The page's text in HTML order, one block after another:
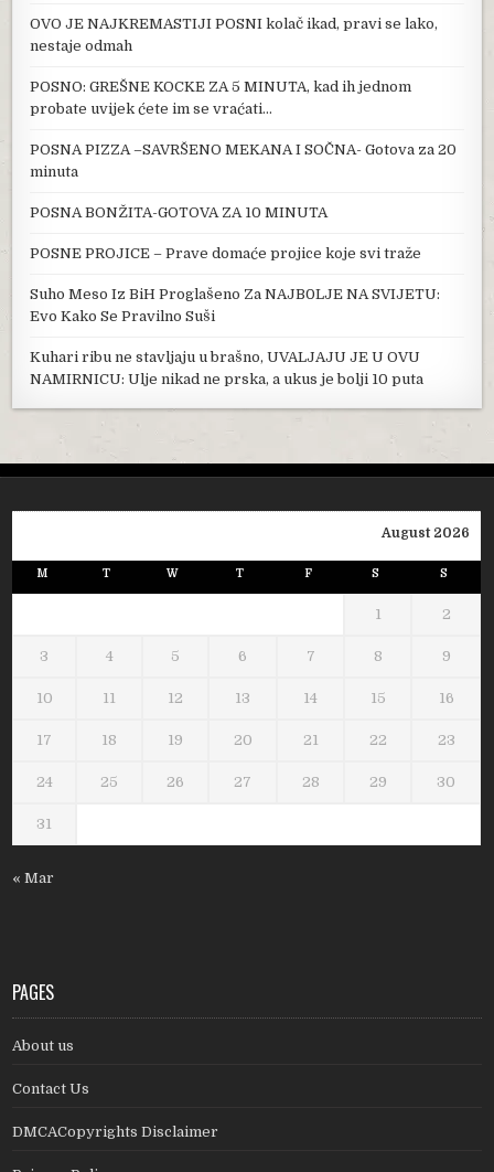
OVO JE NAJKREMASTIJI POSNI kolač ikad, pravi se lako,
nestaje odmah
POSNO: GREŠNE KOCKE ZA 5 MINUTA, kad ih jednom
probate uvijek ćete im se vraćati…
POSNA PIZZA –SAVRŠENO MEKANA I SOČNA- Gotova za 20
minuta
POSNA BONŽITA-GOTOVA ZA 10 MINUTA
POSNE PROJICE – Prave domaće projice koje svi traže
Suho Meso Iz BiH Proglašeno Za NAJB0LJE NA SVIJETU:
Evo Kako Se Pravilno Suši
Kuhari ribu ne stavljaju u brašno, UVALJAJU JE U OVU
NAMIRNICU: Ulje nikad ne prska, a ukus je bolji 10 puta
August 2026
M T W T F S S
1 2
3 4 5 6 7 8 9
10 11 12 13 14 15 16
17 18 19 20 21 22 23
24 25 26 27 28 29 30
31
« Mar
PAGES
About us
Contact Us
DMCACopyrights Disclaimer